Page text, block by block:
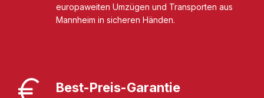
europaweiten Umzügen und Transporten aus
Mannheim in sicheren Händen.
Best-Preis-Garantie